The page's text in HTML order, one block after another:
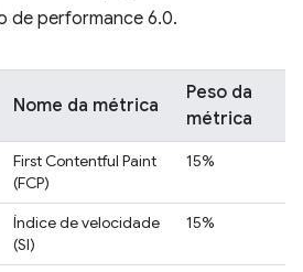
de performance 6.0.
Nome da métrica
Peso da
métrica
First Contentful Paint
(FCP)
15%
Índice de velocidade
(SI)
15%